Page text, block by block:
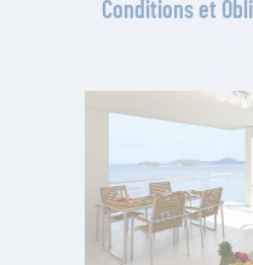
Conditions et